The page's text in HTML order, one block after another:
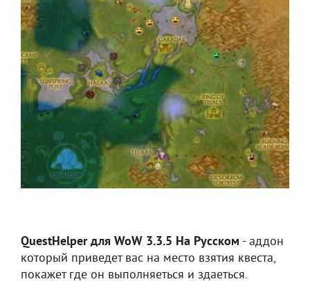
QuestHelper для WoW 3.3.5 На Русском - аддон
который приведет вас на место взятия квеста,
покажет где он выполняеться и здаеться.